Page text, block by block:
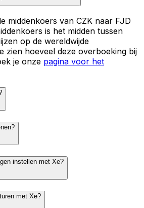
middenkoers van CZK naar FJD
is het midden tussen
op de wereldwijde
zien hoeveel deze overboeking bij
je onze pagina voor het
instellen met Xe?
met Xe?